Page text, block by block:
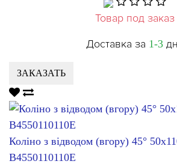
Товар под заказ
Доставка за 1-3
ЗАКАЗАТЬ
Коліно з відводом (вгору) 45°
В4550110110Е